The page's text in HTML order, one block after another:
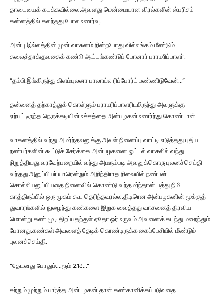
தாடையைக் கடக்கவில்லை.அவளது மென்மையான விரல்களின் ஸ்பரிசம்
கன்னத்தில் கலந்தது போல உணர்வு.
அன்பு இல்லத்தின் முன் வாகனம் நின்றபோது வில்லங்கம் மீண்டும்
தலைத்தூக்குவதைக் கண்டு ஆட்டங்கண்டுப் போனார் பராமரிப்பாளர்.
“தம்பி,இங்கிருந்து கிளம்புலனா பாலாய்ல ரிப்போர்ட் பண்ணிடுவேன்…”
தன்னைத் தற்காத்துக் கொள்ளும் பராமரிப்பாளரிடமிருந்து அவளுக்கு
ஏற்பட்டிருந்த நெருக்கடியின் உச்சத்தை அன்பழகன் உணர்ந்து கொண்டான்.
வாகனத்தில் வந்து அமர்ந்தவனுக்கு அவள் நினைப்பு வாட்டி எடுத்தது.புதிய
நண்பர்களின் கூட்டுச் சேர்க்கை அன்பழகனை ஓட்டல் வாசலில் வந்து
நிறுத்தியது.வரவேற்பறையில் வந்து அமரும்படி அவனுக்கொரு புலனச்செய்தி
வந்தது.அனுப்பியர் யாரென்றும் அறிந்திராத நிலையில் நண்பன்
சொல்லியனுப்பியதை நினைவில் கொண்டு வந்தமர்ந்தான்.பத்து நிமிட
காத்திருப்பில் ஒரு முகம் கூட தெரிந்தவரல்ல.திடிரென அன்பழகனின் மூக்குத்
துவாரங்களில் நுழைந்து கண்களை இறுக வைத்தது‌ வாசனைத் திரவிய
மொன்று.கண் மூடி திறப்பதற்குள் ஏதோ ஓர் உருவம் அவனைக் கடந்து மறைந்தும்
போனது.கண்கள் அவளைத் தேடிக் கொண்டிருக்க கைப்பேசியில் மீண்டும்
புலனச்செய்தி,
“தேடனது போதும்….ரூம் 213…”
சுற்றும் முற்றும் பார்த்த அன்பழகன் தான் கண்கானிக்கப்படுவதை